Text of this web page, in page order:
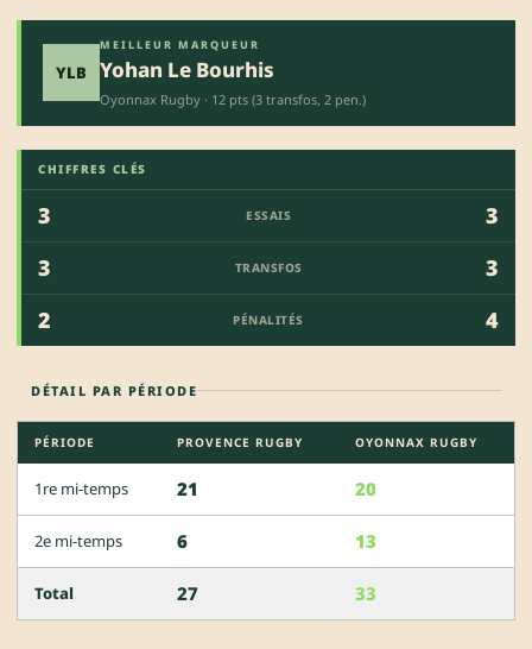
YLB
MEILLEUR MARQUEUR
Yohan Le Bourhis
Oyonnax Rugby · 12 pts (3 transfos, 2 pen.)
CHIFFRES CLÉS
3 ESSAIS
3
3
TRANSFOS
3
2
PÉNALITÉS 4
DÉTAIL PAR PÉRIODE
PÉRIODE PROVENCE RUGBY OYONNAX RUGBY
1re mi-temps 21 20
2e mi-temps 6 13
Total 27 33